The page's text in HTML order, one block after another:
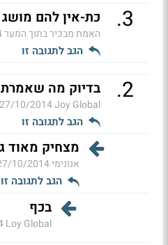
3
. כת-אין להם
האמת מבכיר בתוך המער
הגב לתגובה זו
2
. בדיוק מה
Joy Global
27/10/2014 16:09
הגב לתגובה זו
מצחיק מאוד
אנונימי10/2014 16:26
הגב לתגובה זו
בכף
Loy Global